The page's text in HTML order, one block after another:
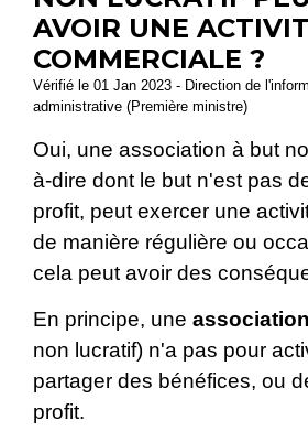
AVOIR UNE
COMMERCIALE ?
Vérifié le 01 Jan 2023 - Direction de
administrative (Première ministre)
Oui, une association à but
à-dire dont le but n'est pas
profit, peut exercer une
de manière régulière ou
cela peut avoir des
En principe, une
non lucratif) n'a pas pour
partager des bénéfices, ou
profit.